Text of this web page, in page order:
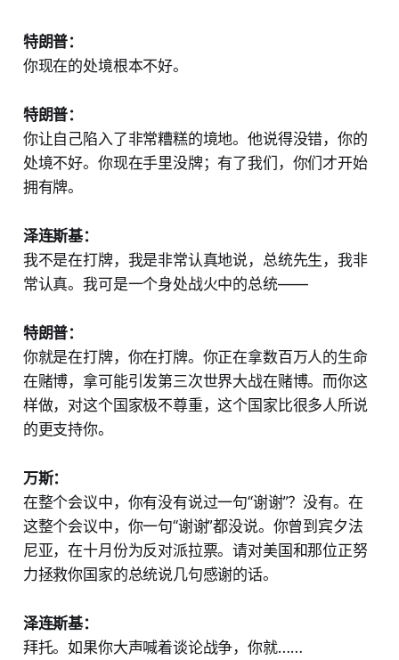
特朗普：
你现在的处境根本不好。
特朗普：
你让自己陷入了非常糟糕的境地。他说得没错，你的
处境不好。你现在手里没牌；有了我们，你们才开始
拥有牌。
泽连斯基：
我不是在打牌，我是非常认真地说，总统先生，我非
常认真。我可是一个身处战火中的总统——
特朗普：
你就是在打牌，你在打牌。你正在拿数百万人的生命
在赌博，拿可能引发第三次世界大战在赌博。而你这
样做，对这个国家极不尊重，这个国家比很多人所说
的更支持你。
万斯：
在整个会议中，你有没有说过一句“谢谢”？没有。在
这整个会议中，你一句“谢谢”都没说。你曾到宾夕法
尼亚，在十月份为反对派拉票。请对美国和那位正努
力拯救你国家的总统说几句感谢的话。
泽连斯基：
拜托。如果你大声喊着谈论战争，你就……